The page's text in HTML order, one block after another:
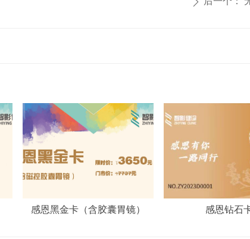
ꄲ
感恩黑金卡（含胶囊胃镜） 感恩钻石